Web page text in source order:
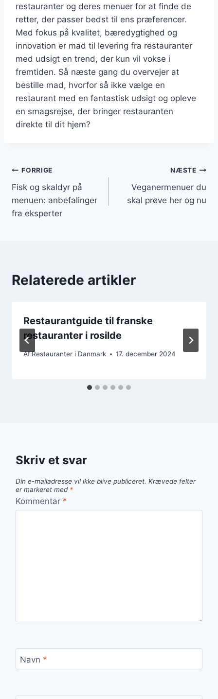
restauranter og deres menuer for at finde de
retter, der passer bedst til ens præferencer.
Med fokus på kvalitet, bæredygtighed og
innovation er mad til levering fra restauranter
med udsigt en trend, der kun vil vokse i
fremtiden. Så næste gang du overvejer at
bestille mad, hvorfor så ikke vælge en
restaurant med en fantastisk udsigt og opleve
en smagsrejse, der bringer restauranten
direkte til dit hjem?
Indlægsnavigation
FORRIGE
Fisk og skaldyr på
menuen: anbefalinger
fra eksperter
NÆSTE
Veganermenuer du
skal prøve her og nu
Relaterede artikler
Restaurantguide til franske
restauranter i rosilde
AfRestauranter i Danmark 17. december 2024
Skriv et svar
Din e-mailadresse vil ikke blive publiceret. Krævede felter
er markeret med *
Kommentar *
Navn *